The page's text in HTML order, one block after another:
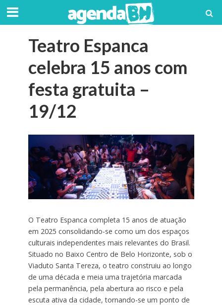
Teatro Espanca
celebra 15 anos com
festa gratuita –
19/12
O Teatro Espanca completa 15 anos de atuação
em 2025 consolidando-se como um dos espaços
culturais independentes mais relevantes do Brasil.
Situado no Baixo Centro de Belo Horizonte, sob o
Viaduto Santa Tereza, o teatro construiu ao longo
de uma década e meia uma trajetória marcada
pela permanência, pela abertura ao risco e pela
escuta ativa da cidade, tornando-se um ponto de